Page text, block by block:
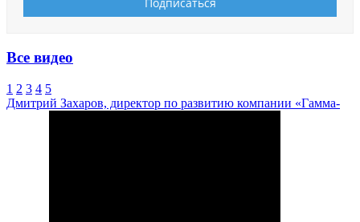
Все видео
1 2 3 4 5
Дмитрий Захаров, директор по развитию компании «Гамма-